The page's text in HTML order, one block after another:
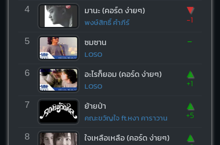
4 มานะ (คอร์ด ง่ายๆ)
พงษ์สิทธิ์ คำภีร์
▼
-1
5 ซมซาน
LOSO
-
6 อะไรก็ยอม (คอร์ด ง่ายๆ)
LOSO
▲
+1
7 ย้ายป่า
คณะขวัญใจ ft.หงา คาราวาน
▲
+5
8 ใจเหลือเหลือ (คอร์ด ง่ายๆ) ▲